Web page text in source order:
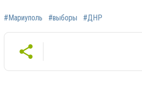
#Мариуполь #выборы #ДНР